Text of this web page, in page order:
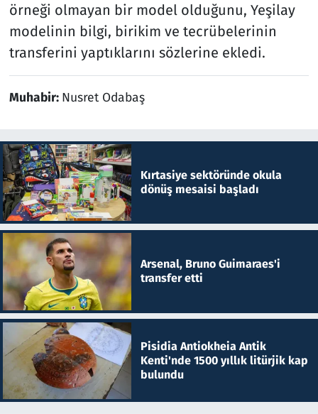
örneği olmayan bir model olduğunu, Yeşilay
modelinin bilgi, birikim ve tecrübelerinin
transferini yaptıklarını sözlerine ekledi.
Muhabir: Nusret Odabaş
Kırtasiye sektöründe okula
dönüş mesaisi başladı
Arsenal, Bruno Guimaraes'i
transfer etti
Pisidia Antiokheia Antik
Kenti'nde 1500 yıllık litürjik kap
bulundu